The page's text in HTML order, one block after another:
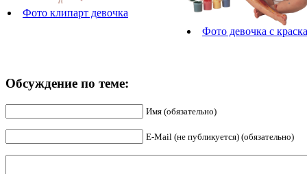
Фото клипарт девочка
Фото девочка с
Обсуждение по теме:
Имя (обязательно)
E-Mail (не публикуется) (обязательно)